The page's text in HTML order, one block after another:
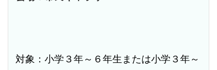
対象：小学３年～６年生または小学３年～